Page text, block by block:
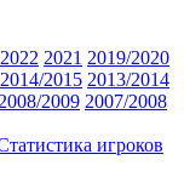
2022 2021 2019/2020
2014/2015 2013/2014
2008/2009 2007/2008
игроков